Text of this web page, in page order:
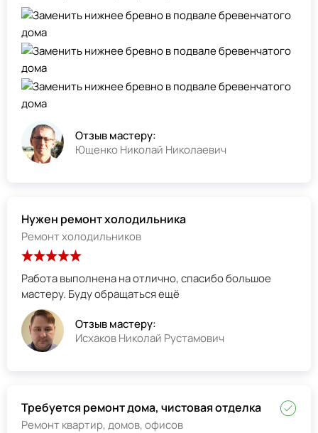
Отзыв мастеру:
Ющенко Николай Николаевич
Нужен ремонт холодильника
Ремонт холодильников
Работа выполнена на отлично, спасибо большое
мастеру. Буду обращаться ещё
Отзыв мастеру:
Исхаков Николай Рустамович
Требуется ремонт дома, чистовая отделка
Ремонт квартир, домов, офисов